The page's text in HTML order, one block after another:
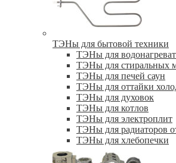
ТЭНы для бытовой техники
ТЭНы для
ТЭНы для стиральных
ТЭНы для печей саун
ТЭНы для оттайки
ТЭНы для духовок
ТЭНы для котлов
ТЭНы для электроплит
ТЭНы для радиаторов
ТЭНы для хлебопечки